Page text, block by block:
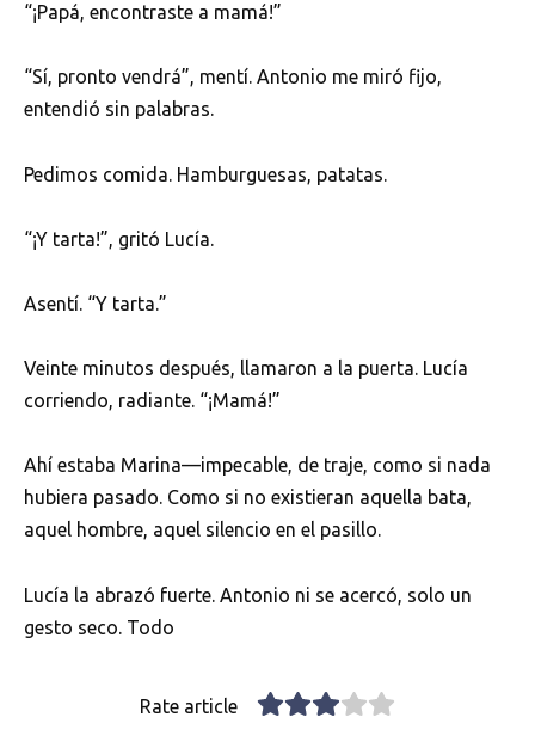
“¡Papá, encontraste a mamá!”
“Sí, pronto vendrá”, mentí. Antonio me miró fijo,
entendió sin palabras.
Pedimos comida. Hamburguesas, patatas.
“¡Y tarta!”, gritó Lucía.
Asentí. “Y tarta.”
Veinte minutos después, llamaron a la puerta. Lucía
corriendo, radiante. “¡Mamá!”
Ahí estaba Marina—impecable, de traje, como si nada
hubiera pasado. Como si no existieran aquella bata,
aquel hombre, aquel silencio en el pasillo.
Lucía la abrazó fuerte. Antonio ni se acercó, solo un
gesto seco. Todo
Rate article